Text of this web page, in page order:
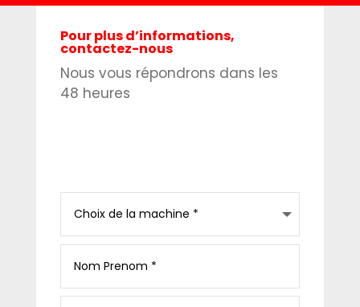
Pour plus d’informations,
contactez-nous
Nous vous répondrons dans les
48 heures